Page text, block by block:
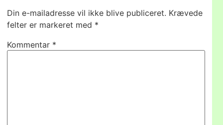
Din e-mailadresse vil ikke blive publiceret. Krævede
felter er markeret med *
Kommentar *